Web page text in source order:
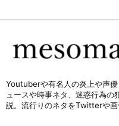
Youtuberや有名人の炎上や声
ュースや時事ネタ、迷惑行為
説。流行りのネタをTwitterや画